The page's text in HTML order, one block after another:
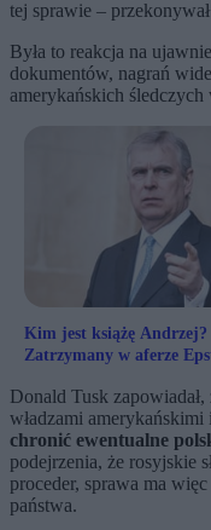
tej sprawie –
Była to reakcja na
dokumentów, nagrań
amerykańskich
Kim jest książę Andrzej?
Zatrzymany w aferze
Donald Tusk
władzami
chronić ewentualne
podejrzenia, że rosyjskie
proceder, sprawa ma
państwa.